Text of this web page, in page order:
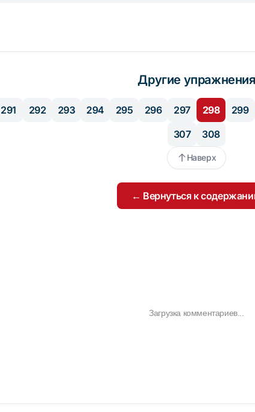
Другие упражнения
291 292 293 294 295 296 297 298 299
307
308
Наверх
← Вернуться к
Загрузка комментариев...